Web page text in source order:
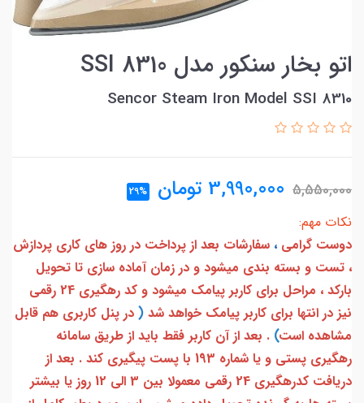
اتو بخار سنکور مدل SSI 8310
Sencor Steam Iron Model SSI 8310
5,550,000
3,990,000 تومان 29%
نکات مهم:
دوست گرامی ، سفارشات بعد از پرداخت در روز های کاری پردازش
، تست و بسته بندی میشود و در زمان آماده سازی تا تحویل
بارکد ، مراحل برای کاربر پیامک میشود و کد رهگیری 24 رقمی
نیز در انتها برای کاربر پیامک خواهد شد ( در پنل کاربری هم قابل
مشاهده است) . بعد از آن کاربر فقط باید از طریق سامانه
رهگیری پستی و یا شماره 193 با پست پیگیری کند . بعد از
دریافت کدرهگیری 24 رقمی معمولا بین 3 الی 12 روز یا بیشتر